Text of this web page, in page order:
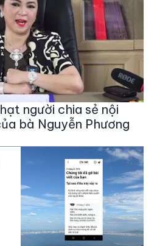
người chia sẻ nội
bà Nguyễn Phương